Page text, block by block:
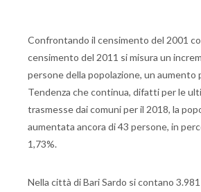
Confrontando il censimento del 2001
censimento del 2011 si misura un
persone della popolazione, un aumento
Tendenza che continua, difatti per le
trasmesse dai comuni per il 2018, la
aumentata ancora di 43 persone, in
1,73%.
Nella città di Bari Sardo si contano